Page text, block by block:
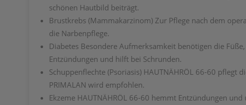
schönen Hautbild beiträgt.
Brustkrebs (Mammakarzinom) Zur Pflege nach dem
die Narbenpflege.
Diabetes Besondere Aufmerksamkeit benötigen die
Entzündungen und hilft bei Schrunden.
Schuppenflechte (Psoriasis) HAUTNÄHRÖL 66-60 pflegt
PRIMALAN wird empfohlen.
Ekzeme HAUTNÄHRÖL 66-60 hemmt Entzündungen